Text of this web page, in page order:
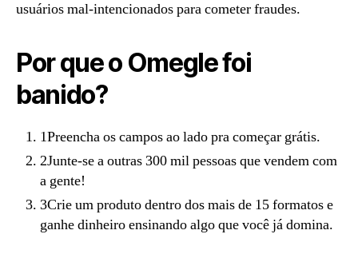
usuários mal-intencionados para cometer fraudes.
Por que o Omegle foi
banido?
1Preencha os campos ao lado pra começar grátis.
2Junte-se a outras 300 mil pessoas que vendem com
a gente!
3Crie um produto dentro dos mais de 15 formatos e
ganhe dinheiro ensinando algo que você já domina.